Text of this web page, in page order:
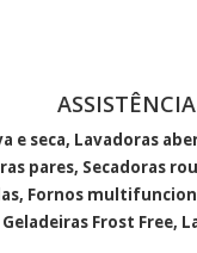
e seca, Lavadoras
pares, Secadoras
Fornos
Geladeiras Frost Free,